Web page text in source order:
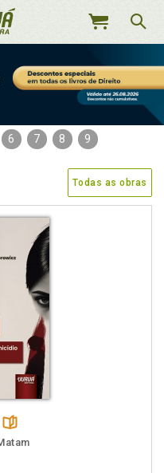
MEU
6 7 8 9
Todas as obras
páginas